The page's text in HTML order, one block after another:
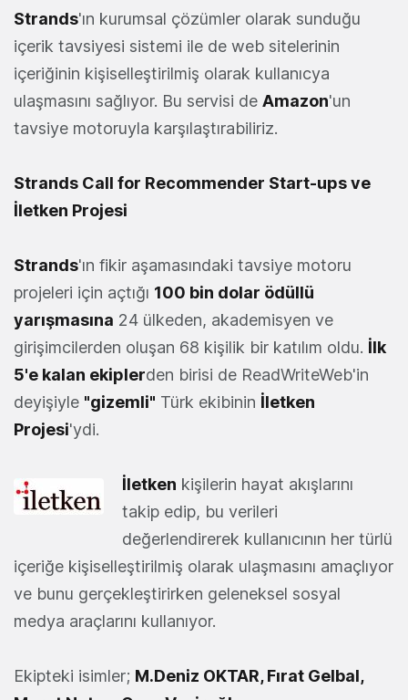
Strands'ın kurumsal çözümler olarak sunduğu
içerik tavsiyesi sistemi ile de web sitelerinin
içeriğinin kişiselleştirilmiş olarak kullanıcya
ulaşmasını sağlıyor. Bu servisi de Amazon'un
tavsiye motoruyla karşılaştırabiliriz.
Strands Call for Recommender Start-ups ve
İletken Projesi
Strands'ın fikir aşamasındaki tavsiye motoru
projeleri için açtığı 100 bin dolar ödüllü
yarışmasına 24 ülkeden, akademisyen ve
girişimcilerden oluşan 68 kişilik bir katılım oldu. İlk
5'e kalan ekiplerden birisi de ReadWriteWeb'in
deyişiyle "gizemli" Türk ekibinin İletken
Projesi'ydi.
İletken kişilerin hayat akışlarını
takip edip, bu verileri
değerlendirerek kullanıcının her türlü
içeriğe kişiselleştirilmiş olarak ulaşmasını amaçlıyor
ve bunu gerçekleştirirken geleneksel sosyal
medya araçlarını kullanıyor.
Ekipteki isimler; M.Deniz OKTAR, Fırat Gelbal,